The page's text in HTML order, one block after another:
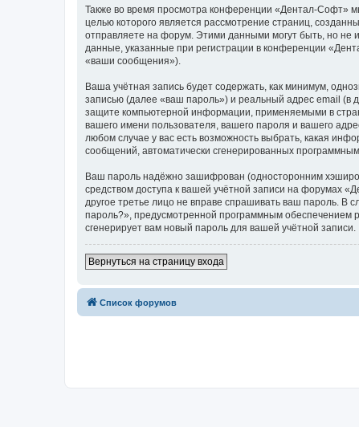
Также во время просмотра конференции «Дентал-Софт»
целью которого является рассмотрение страниц,
отправляете на форум. Этими данными могут быть, но
данные, указанные при регистрации в конференции
«ваши сообщения»).
Ваша учётная запись будет содержать, как минимум,
записью (далее «ваш пароль») и реальный адрес email
защите компьютерной информации, применяемыми в
вашего имени пользователя, вашего пароля и вашего
любом случае у вас есть возможность выбрать, какая
сообщений, автоматически сгенерированных
Ваш пароль надёжно зашифрован (односторонним
средством доступа к вашей учётной записи на форумах
другое третье лицо не вправе спрашивать ваш пароль. В
пароль?», предусмотренной программным обеспечением
сгенерирует вам новый пароль для вашей учётной записи.
Вернуться на страницу входа
Список форумов